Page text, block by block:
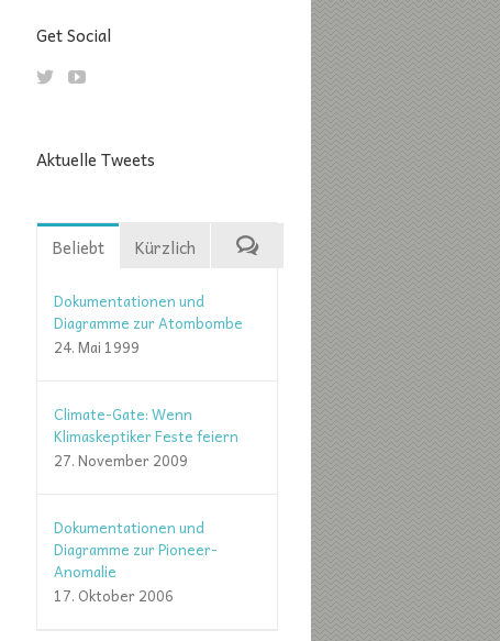
Get Social
Aktuelle Tweets
Beliebt Kürzlich
Dokumentationen und
Diagramme zur Atombombe
24. Mai 1999
Climate-Gate: Wenn
Klimaskeptiker Feste feiern
27. November 2009
Dokumentationen und
Diagramme zur Pioneer-
Anomalie
17. Oktober 2006